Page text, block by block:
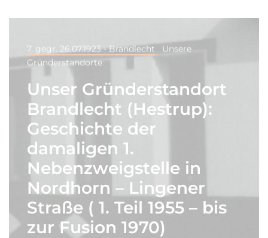
7. gegr. 26.07.1923 - Brandlecht
Unsere
Gründerstandorte
Unser Gründerstandort
Brandlecht (Hestrup):
Geschichte der
damaligen 1.
Nebenzweigstelle in
Nordhorn – Lingener
Straße ( 1. Teil 1955 – bis
zur Fusion 1970)